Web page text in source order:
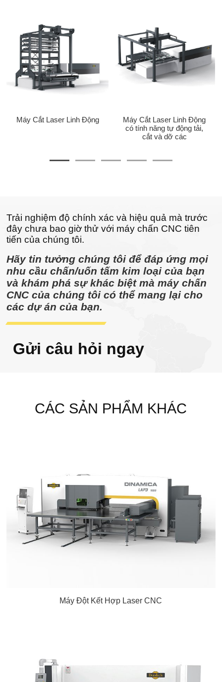
Máy Cắt Laser Linh Động
Máy Cắt Laser Linh Động
có tính năng tự động tải,
cắt và dỡ các
Trải nghiệm độ chính xác và hiệu quả mà trước
đây chưa bao giờ thử với máy chấn CNC tiên
tiến của chúng tôi.
Hãy tin tưởng chúng tôi để đáp ứng mọi
nhu cầu chấn/uốn tấm kim loại của bạn
và khám phá sự khác biệt mà máy chấn
CNC của chúng tôi có thể mang lại cho
các dự án của bạn.
Gửi câu hỏi ngay
CÁC SẢN PHẨM KHÁC
Máy Đột Kết Hợp Laser CNC